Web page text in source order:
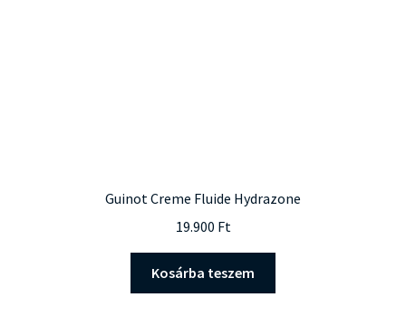
Guinot Creme Fluide Hydrazone
19.900 Ft
Kosárba teszem